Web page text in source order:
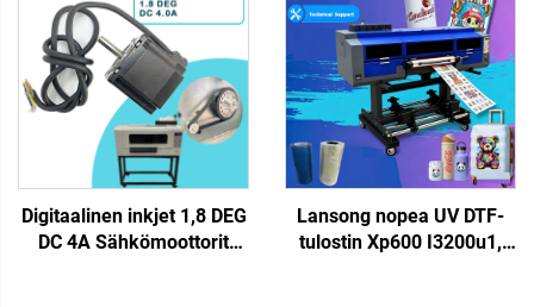
yhteensopivalle inkjet-,
UV/eco-liuotintulostimelle
ekologiseen liuottimeen ja
UV-musteeseen
Digitaalinen inkjet 1,8 DEG
DC 4A Sähkömoottorit
Lansong nopea UV DTF-
tulostin Xp600 I3200u1,